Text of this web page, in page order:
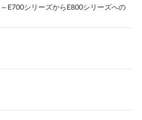
E700シリーズからE800シリーズへの